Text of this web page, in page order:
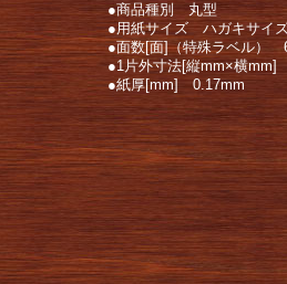
●商品種別 丸型
●用紙サイズ ハガキサイ
●面数[面]（特殊ラベル）
●1片外寸法[縦mm×横
●紙厚[mm] 0.17mm